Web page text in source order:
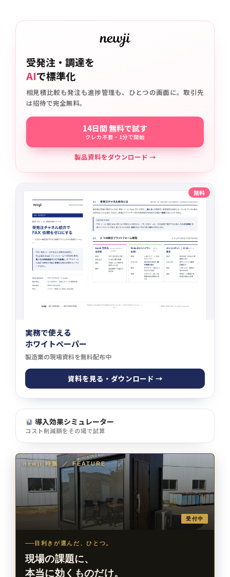
受発注・調達を
AIで標準化
相見積比較も発注も進捗管理も、ひとつの画面に。取引先
は招待で完全無料。
14日間 無料で試す
クレカ不要・1分で開始
製品資料をダウンロード →
無料
実務で使える
ホワイトペーパー
製造業の現場資料を無料配布中
資料を見る・ダウンロード →
導入効果シミュレーター
コスト削減額をその場で試算
newji 特集 ／ FEATURE
受付中
目利きが選んだ、ひとつ。
現場の課題に、
本当に効くものだけ。